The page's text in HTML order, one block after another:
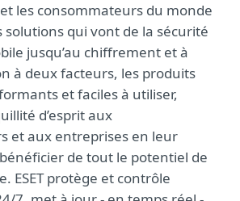
les consommateurs du monde
solutions qui vont de la sécurité
jusqu’au chiffrement et à
à deux facteurs, les produits
et faciles à utiliser,
d’esprit aux
et aux entreprises en leur
de tout le potentiel de
ESET protège et contrôle